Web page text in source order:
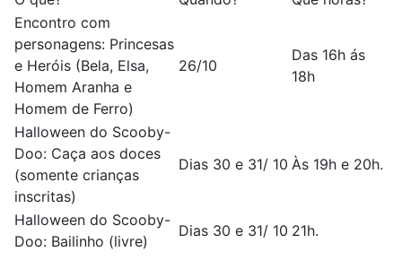
Encontro com
personagens: Princesas
e Heróis (Bela, Elsa,
Homem Aranha e
Homem de Ferro)
26/10
Das 16h ás
18h
Halloween do Scooby-
Doo: Caça aos doces
(somente crianças
inscritas)
Dias 30 e 31/ 10 Às 19h e 20h.
Halloween do Scooby-
Doo: Bailinho (livre)
Dias 30 e 31/ 10 21h.